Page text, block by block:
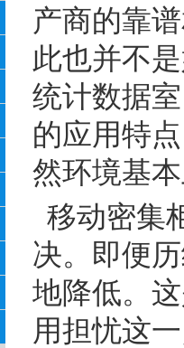
产商的靠
此也并不
统计数据
的应用特
然环境基
移动密集
决。即便
地降低。
用担忧这